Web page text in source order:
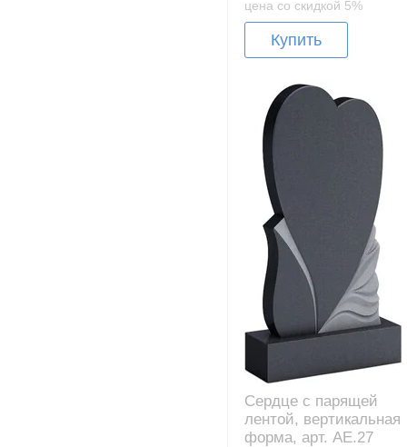
цена со скидкой 5%
Купить
Сердце с парящей
лентой, вертикальная
форма, арт. AE.27